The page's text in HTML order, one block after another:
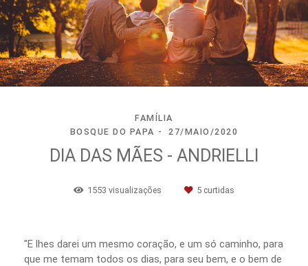
FAMÍLIA
BOSQUE DO PAPA
27/MAIO/2020
DIA DAS MÃES - ANDRIELLI
1553 visualizações 5 curtidas
"E lhes darei um mesmo coração, e um só caminho, para
que me temam todos os dias, para seu bem, e o bem de